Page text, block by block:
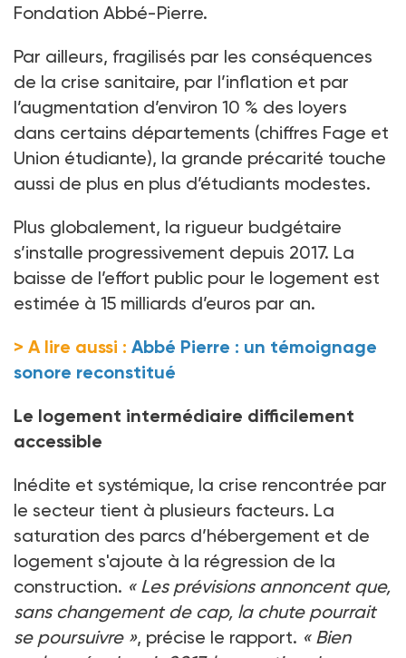
Fondation Abbé-Pierre.
Par ailleurs, fragilisés par les conséquences
de la crise sanitaire, par l’inflation et par
l’augmentation d’environ 10 % des loyers
dans certains départements (chiffres Fage et
Union étudiante), la grande précarité touche
aussi de plus en plus d’étudiants modestes.
Plus globalement, la rigueur budgétaire
s’installe progressivement depuis 2017. La
baisse de l’effort public pour le logement est
estimée à 15 milliards d’euros par an.
> A lire aussi : Abbé Pierre : un témoignage
sonore reconstitué
Le logement intermédiaire difficilement
accessible
Inédite et systémique, la crise rencontrée par
le secteur tient à plusieurs facteurs. La
saturation des parcs d’hébergement et de
logement s'ajoute à la régression de la
construction. « Les prévisions annoncent que,
sans changement de cap, la chute pourrait
se poursuivre », précise le rapport. « Bien